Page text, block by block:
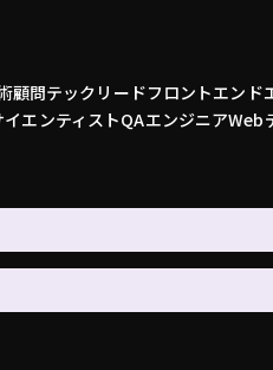
顧問テックリードフロントエンド
エンティストQAエンジニアWeb